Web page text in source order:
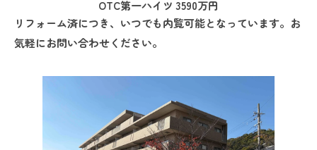
OTC第一ハイツ 3590万円
リフォーム済につき、いつでも内覧可能となっています。お
気軽にお問い合わせください。